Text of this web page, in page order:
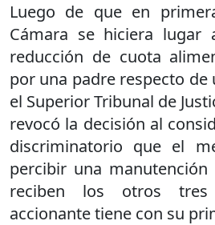
Luego de que en
Cámara se hiciera
reducción de cuota
por una padre respecto de
el Superior Tribunal de
revocó la decisión al
discriminatorio que el
percibir una
reciben los otros
accionante tiene con su